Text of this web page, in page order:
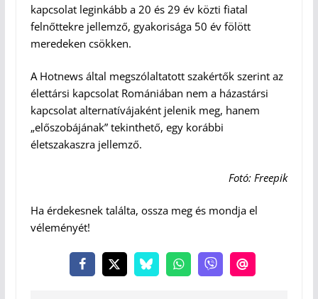
kapcsolat leginkább a 20 és 29 év közti fiatal
felnőttekre jellemző, gyakorisága 50 év fölött
meredeken csökken.
A Hotnews által megszólaltatott szakértők szerint az
élettársi kapcsolat Romániában nem a házastársi
kapcsolat alternatívájaként jelenik meg, hanem
„előszobájának” tekinthető, egy korábbi
életszakaszra jellemző.
Fotó: Freepik
Ha érdekesnek találta, ossza meg és mondja el
véleményét!